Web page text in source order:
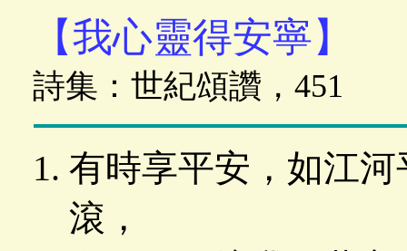
【我心靈得安寧】
詩集：世紀頌讚，451
有時享平安，如江
滾，